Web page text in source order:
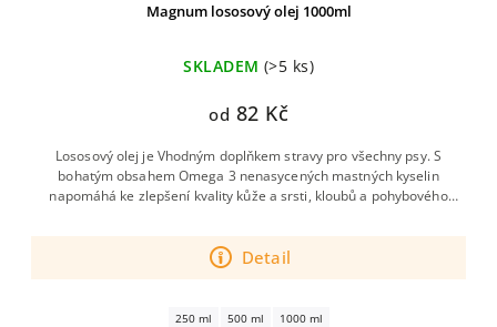
Magnum lososový olej 1000ml
SKLADEM (>5 ks)
od 82 Kč
Detail
Lososový olej je Vhodným doplňkem stravy pro všechny psy. S
bohatým obsahem Omega 3 nenasycených mastných kyselin
napomáhá ke zlepšení kvality kůže a srsti, kloubů a pohybového
250 ml 500 ml 1000 ml